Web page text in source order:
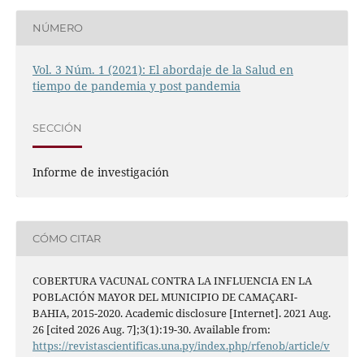
NÚMERO
Vol. 3 Núm. 1 (2021): El abordaje de la Salud en
tiempo de pandemia y post pandemia
SECCIÓN
Informe de investigación
CÓMO CITAR
COBERTURA VACUNAL CONTRA LA INFLUENCIA EN LA
POBLACIÓN MAYOR DEL MUNICIPIO DE CAMAÇARI-
BAHIA, 2015-2020. Academic disclosure [Internet]. 2021 Aug.
26 [cited 2026 Aug. 7];3(1):19-30. Available from:
https://revistascientificas.una.py/index.php/rfenob/article/v